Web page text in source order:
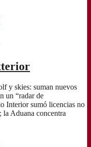
y skies: suman nuevos
un “radar de
Interior sumó licencias no
la Aduana concentra